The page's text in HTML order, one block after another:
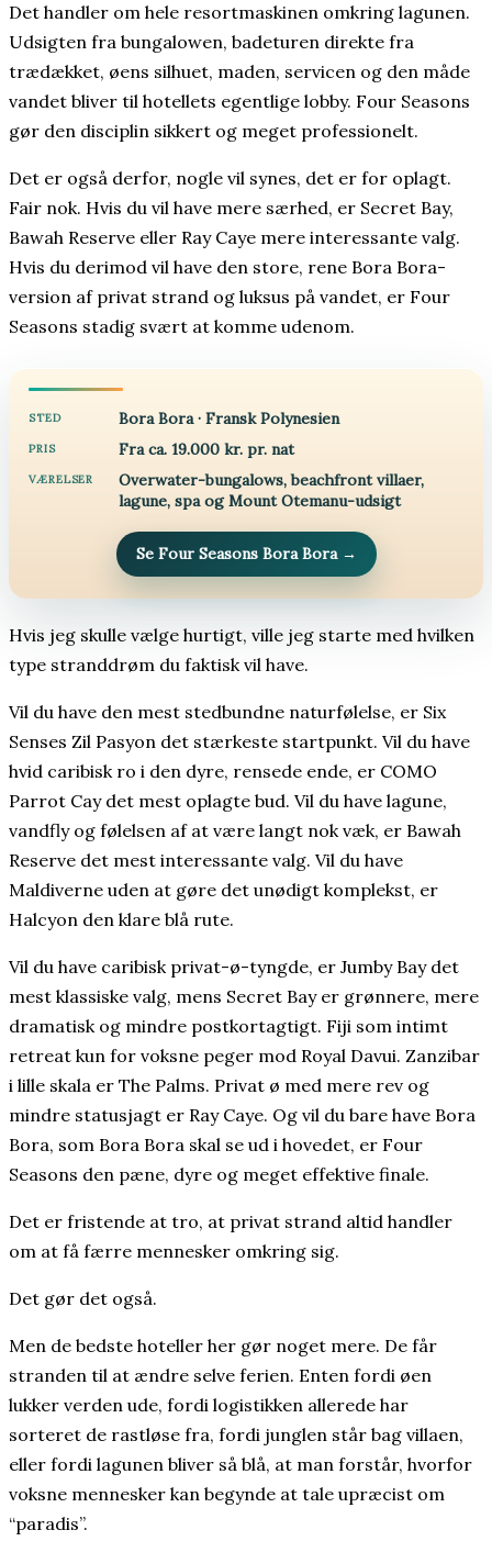
Det handler om hele resortmaskinen omkring lagunen.
Udsigten fra bungalowen, badeturen direkte fra
trædækket, øens silhuet, maden, servicen og den måde
vandet bliver til hotellets egentlige lobby. Four Seasons
gør den disciplin sikkert og meget professionelt.
Det er også derfor, nogle vil synes, det er for oplagt.
Fair nok. Hvis du vil have mere særhed, er Secret Bay,
Bawah Reserve eller Ray Caye mere interessante valg.
Hvis du derimod vil have den store, rene Bora Bora-
version af privat strand og luksus på vandet, er Four
Seasons stadig svært at komme udenom.
STED Bora Bora · Fransk Polynesien
PRIS Fra ca. 19.000 kr. pr. nat
VÆRELSER
Overwater-bungalows, beachfront villaer,
lagune, spa og Mount Otemanu-udsigt
Se Four Seasons Bora Bora →
Hvis jeg skulle vælge hurtigt, ville jeg starte med hvilken
type stranddrøm du faktisk vil have.
Vil du have den mest stedbundne naturfølelse, er Six
Senses Zil Pasyon det stærkeste startpunkt. Vil du have
hvid caribisk ro i den dyre, rensede ende, er COMO
Parrot Cay det mest oplagte bud. Vil du have lagune,
vandfly og følelsen af at være langt nok væk, er Bawah
Reserve det mest interessante valg. Vil du have
Maldiverne uden at gøre det unødigt komplekst, er
Halcyon den klare blå rute.
Vil du have caribisk privat-ø-tyngde, er Jumby Bay det
mest klassiske valg, mens Secret Bay er grønnere, mere
dramatisk og mindre postkortagtigt. Fiji som intimt
retreat kun for voksne peger mod Royal Davui. Zanzibar
i lille skala er The Palms. Privat ø med mere rev og
mindre statusjagt er Ray Caye. Og vil du bare have Bora
Bora, som Bora Bora skal se ud i hovedet, er Four
Seasons den pæne, dyre og meget effektive finale.
Det er fristende at tro, at privat strand altid handler
om at få færre mennesker omkring sig.
Det gør det også.
Men de bedste hoteller her gør noget mere. De får
stranden til at ændre selve ferien. Enten fordi øen
lukker verden ude, fordi logistikken allerede har
sorteret de rastløse fra, fordi junglen står bag villaen,
eller fordi lagunen bliver så blå, at man forstår, hvorfor
voksne mennesker kan begynde at tale upræcist om
“paradis”.